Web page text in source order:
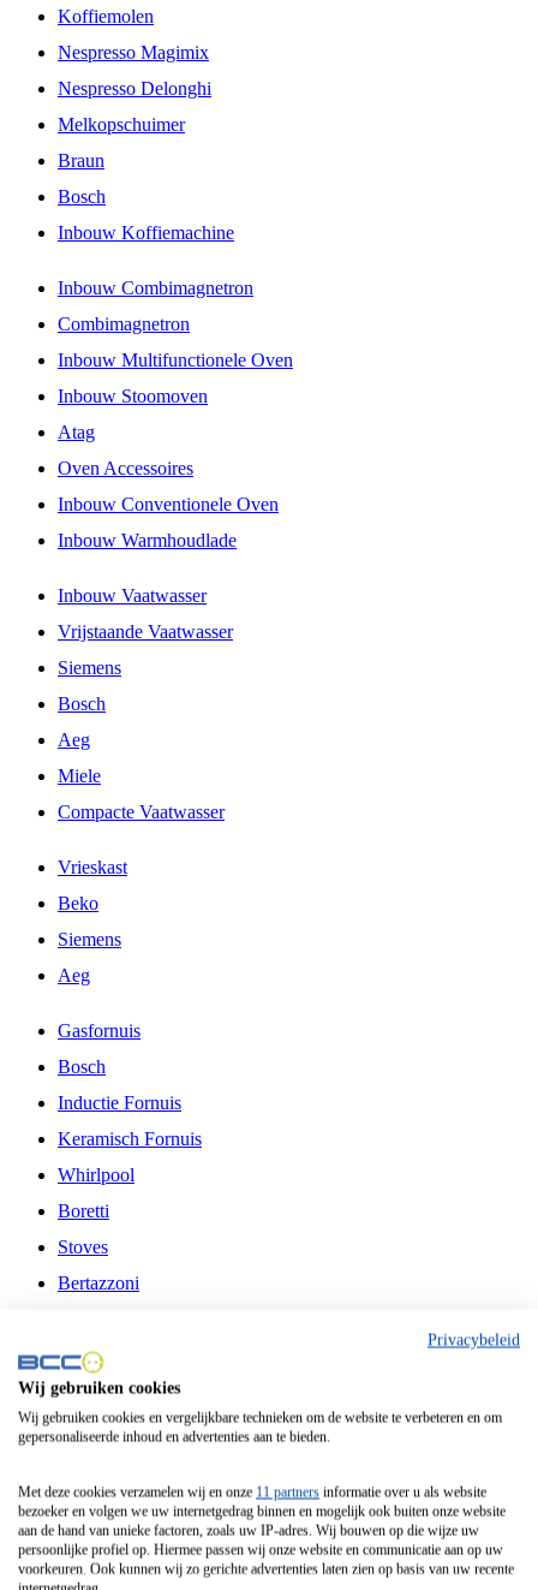
Koffiemolen
Nespresso Magimix
Nespresso Delonghi
Melkopschuimer
Braun
Bosch
Inbouw Koffiemachine
Inbouw Combimagnetron
Combimagnetron
Inbouw Multifunctionele Oven
Inbouw Stoomoven
Atag
Oven Accessoires
Inbouw Conventionele Oven
Inbouw Warmhoudlade
Inbouw Vaatwasser
Vrijstaande Vaatwasser
Siemens
Bosch
Aeg
Miele
Compacte Vaatwasser
Vrieskast
Beko
Siemens
Aeg
Gasfornuis
Bosch
Inductie Fornuis
Keramisch Fornuis
Whirlpool
Boretti
Stoves
Bertazzoni
Fitelli
Airfryer
Frituurpan
Contactgrill
Broodbakmachine
Broodrooster
Privacybeleid
Wij gebruiken cookies
Wij gebruiken cookies en vergelijkbare technieken om de website te verbeteren en om
gepersonaliseerde inhoud en advertenties aan te bieden.
Met deze cookies verzamelen wij en onze 11 partners informatie over u als website
bezoeker en volgen we uw internetgedrag binnen en mogelijk ook buiten onze website
aan de hand van unieke factoren, zoals uw IP-adres. Wij bouwen op die wijze uw
persoonlijke profiel op. Hiermee passen wij onze website en communicatie aan op uw
voorkeuren. Ook kunnen wij zo gerichte advertenties laten zien op basis van uw recente